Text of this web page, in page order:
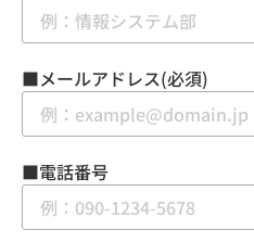
■メールアドレス(必須)
■電話番号